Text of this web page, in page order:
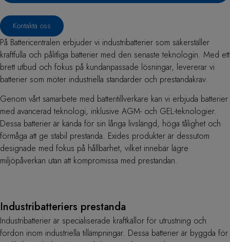
Kontakta oss
På Battericentralen erbjuder vi industribatterier som säkerställer
kraftfulla och pålitliga batterier med den senaste teknologin. Med ett
brett utbud och fokus på kundanpassade lösningar, levererar vi
batterier som möter industriella standarder och prestandakrav.
Genom vårt samarbete med batteritillverkare kan vi erbjuda batterier
med avancerad teknologi, inklusive AGM- och GEL-teknologier.
Dessa batterier är kända för sin långa livslängd, höga tålighet och
förmåga att ge stabil prestanda. Exides produkter är dessutom
designade med fokus på hållbarhet, vilket innebär lägre
miljöpåverkan utan att kompromissa med prestandan.
Industribatteriers prestanda
Industribatterier är specialiserade kraftkällor för utrustning och
fordon inom industriella tillämpningar. Dessa batterier är byggda för